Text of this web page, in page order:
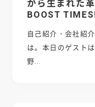
から生まれた
BOOST
自己紹介・会社紹
は。本日のゲスト
野...